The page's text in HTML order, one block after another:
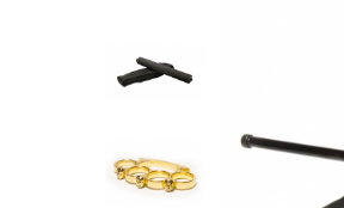
Sabii & Macete
Accesorii tactice si sport
Topor camping